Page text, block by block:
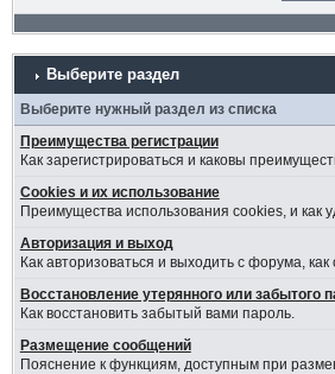
Выберите раздел
Выберите нужный раздел из списка
Преимущества регистрации
Как зарегистрироваться и каковы
Cookies и их использование
Преимущества использования cookies, и как
Авторизация и выход
Как авторизоваться и выходить с форума,
Восстановление утерянного или забытого
Как восстановить забытый вами пароль.
Размещение сообщений
Пояснение к функциям, доступным при